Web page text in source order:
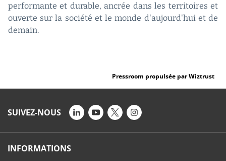
performante et durable, ancrée dans les territoires et
ouverte sur la société et le monde d'aujourd'hui et de
demain.
Pressroom propulsée par Wiztrust
SUIVEZ-NOUS
INFORMATIONS